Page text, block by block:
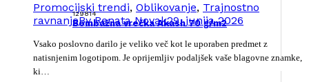
129814
Bombažna vrečka Akash 70 g/m2
Promocijski trendi, Oblikovanje, Trajnostno
ravnanjeByRenata Novak29. junija 2026
Vsako poslovno darilo je veliko več kot le uporaben predmet z
natisnjenim logotipom. Je oprijemljiv podaljšek vaše blagovne znamke,
ki…